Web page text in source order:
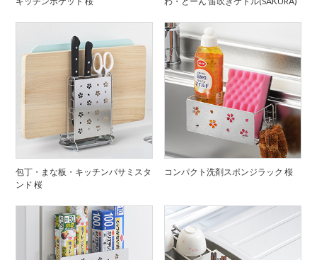
包丁・まな板・キッチンバサミスタ
ンド 桜
コンパクト洗剤スポンジラック 桜